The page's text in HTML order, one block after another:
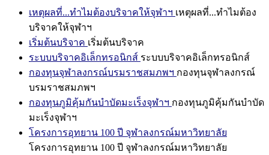
เหตุผลที่...ทำไมต้องบริจาคให้จุฬาฯ เหตุผลที่...ทำไมต้อง
บริจาคให้จุฬาฯ
เริ่มต้นบริจาค เริ่มต้นบริจาค
ระบบบริจาคอิเล็กทรอนิกส์ ระบบบริจาคอิเล็กทรอนิกส์
กองทุนจุฬาลงกรณ์บรมราชสมภพฯ กองทุนจุฬาลงกรณ์
บรมราชสมภพฯ
กองทุนภูมิคุ้มกันบำบัดมะเร็งจุฬาฯ กองทุนภูมิคุ้มกันบำบัด
มะเร็งจุฬาฯ
โครงการอุทยาน 100 ปี จุฬาลงกรณ์มหาวิทยาลัย
โครงการอุทยาน 100 ปี จุฬาลงกรณ์มหาวิทยาลัย